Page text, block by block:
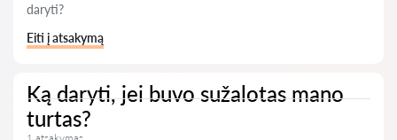
daryti?
Eiti į atsakymą
Ką daryti, jei buvo sužalotas mano
turtas?